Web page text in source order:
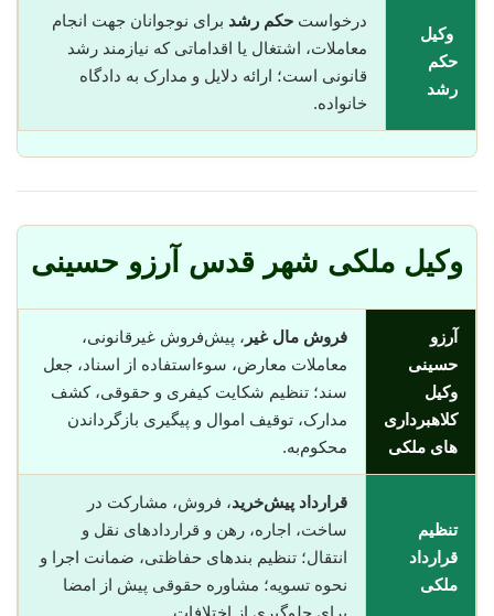
وکیل
حکم
رشد
درخواست حکم رشد برای نوجوانان جهت انجام
معاملات، اشتغال یا اقداماتی که نیازمند رشد
قانونی است؛ ارائه دلایل و مدارک به دادگاه
خانواده.
وکیل ملکی شهر قدس آرزو حسینی
آرزو
حسینی
وکیل
کلاهبرداری
های ملکی
فروش مال غیر ، پیش‌فروش غیرقانونی،
معاملات معارض، سوء‌استفاده از اسناد، جعل
سند؛ تنظیم شکایت کیفری و حقوقی، کشف
مدارک، توقیف اموال و پیگیری بازگرداندن
محکوم‌به.
تنظیم
قرارداد
ملکی
قرارداد پیش‌خرید، فروش، مشارکت در
ساخت، اجاره، رهن و قراردادهای نقل و
انتقال؛ تنظیم بندهای حفاظتی، ضمانت اجرا و
نحوه تسویه؛ مشاوره حقوقی پیش از امضا